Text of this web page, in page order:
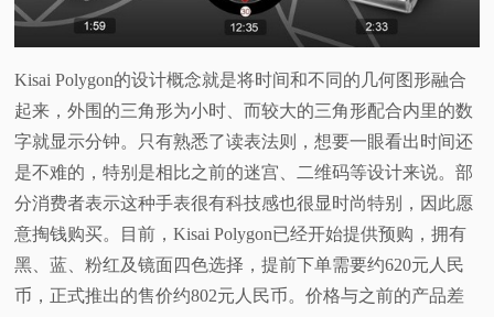
普
体
验
题
Kisai Polygon的设计概念就是将时间和不同的几何图形融合
起来，外围的三角形为小时、而较大的三角形配合内里的数
字就显示分钟。只有熟悉了读表法则，想要一眼看出时间还
是不难的，特别是相比之前的迷宫、二维码等设计来说。部
分消费者表示这种手表很有科技感也很显时尚特别，因此愿
意掏钱购买。目前，Kisai Polygon已经开始提供预购，拥有
黑、蓝、粉红及镜面四色选择，提前下单需要约620元人民
币，正式推出的售价约802元人民币。价格与之前的产品差